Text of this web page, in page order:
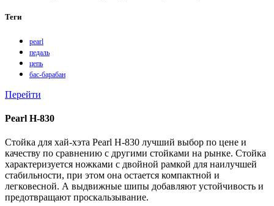
Теги
pearl
педаль
цепь
бас-барабан
Перейти
Pearl H-830
Стойка для хай-хэта Pearl Н-830 лучший выбор по цене и
качеству по сравнению с другими стойками на рынке. Стойка
характеризуется ножками с двойной рамкой для наилучшей
стабильности, при этом она остается компактной и
легковесной. А выдвижные шипы добавляют устойчивость и
предотвращают проскальзывание.